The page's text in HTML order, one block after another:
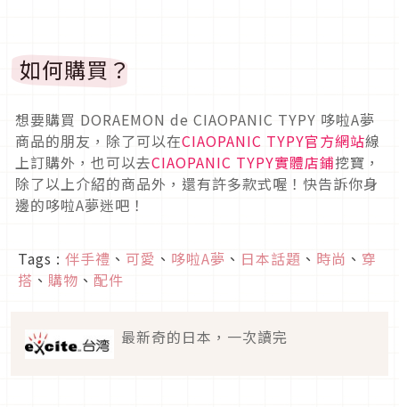
如何購買？
想要購買 DORAEMON de CIAOPANIC TYPY 哆啦A夢
商品的朋友，除了可以在CIAOPANIC TYPY官方網站線
上訂購外，也可以去CIAOPANIC TYPY實體店鋪挖寶，
除了以上介紹的商品外，還有許多款式喔！快告訴你身
邊的哆啦A夢迷吧！
Tags : 伴手禮 、 可愛 、 哆啦A夢 、 日本話題 、 時尚 、 穿
搭 、 購物 、 配件
最新奇的日本，一次讀完